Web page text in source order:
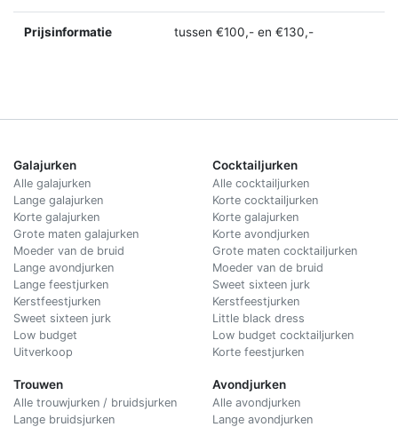
Prijsinformatie tussen €100,- en €130,-
Galajurken
Alle galajurken
Lange galajurken
Korte galajurken
Grote maten galajurken
Moeder van de bruid
Lange avondjurken
Lange feestjurken
Kerstfeestjurken
Sweet sixteen jurk
Low budget
Uitverkoop
Trouwen
Alle trouwjurken / bruidsjurken
Lange bruidsjurken
Cocktailjurken
Alle cocktailjurken
Korte cocktailjurken
Korte galajurken
Korte avondjurken
Grote maten cocktailjurken
Moeder van de bruid
Sweet sixteen jurk
Kerstfeestjurken
Little black dress
Low budget cocktailjurken
Korte feestjurken
Avondjurken
Alle avondjurken
Lange avondjurken